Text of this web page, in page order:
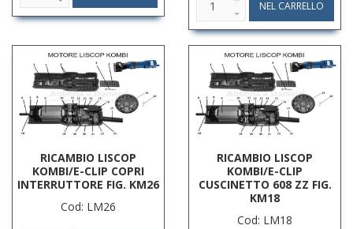
RICAMBIO LISCOP
KOMBI/E-CLIP COPRI
INTERRUTTORE FIG. KM26
Cod: LM26
RICAMBIO LISCOP
KOMBI/E-CLIP
CUSCINETTO 608 ZZ FIG.
KM18
Cod: LM18